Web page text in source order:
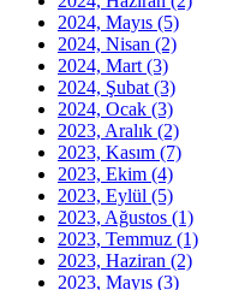
2024, Mayıs (5)
2024, Nisan (2)
2024, Mart (3)
2024, Şubat (3)
2024, Ocak (3)
2023, Aralık (2)
2023, Kasım (7)
2023, Ekim (4)
2023, Eylül (5)
2023, Ağustos (1)
2023, Temmuz (1)
2023, Haziran (2)
2023, Mayıs (3)